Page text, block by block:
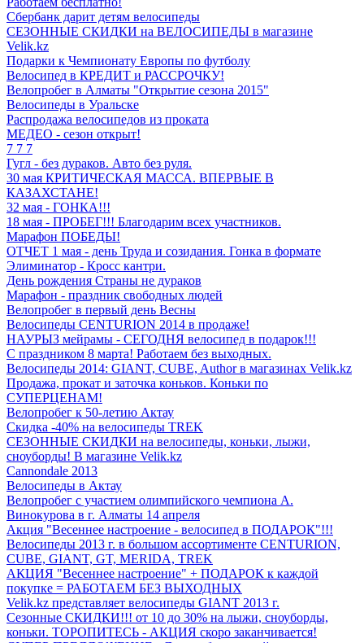
Сбербанк дарит детям велосипеды
СЕЗОННЫЕ СКИДКИ на ВЕЛОСИПЕДЫ в магазине
Velik.kz
Подарки к Чемпионату Европы по футболу
Велосипед в КРЕДИТ и РАССРОЧКУ!
Велопробег в Алматы "Открытие сезона 2015"
Велосипеды в Уральске
Распродажа велосипедов из проката
МЕДЕО - сезон открыт!
7 7 7
Гугл - без дураков. Авто без руля.
30 мая КРИТИЧЕСКАЯ МАССА. ВПЕРВЫЕ В
КАЗАХСТАНЕ!
32 мая - ГОНКА!!!
18 мая - ПРОБЕГ!!! Благодарим всех участников.
Марафон ПОБЕДЫ!
ОТЧЕТ 1 мая - день Труда и созидания. Гонка в формате
Элиминатор - Кросс кантри.
День рождения Страны не дураков
Марафон - праздник свободных людей
Велопробег в первый день Весны
Велосипеды CENTURION 2014 в продаже!
НАУРЫЗ мейрамы - СЕГОДНЯ велосипед в подарок!!!
С праздником 8 марта! Работаем без выходных.
Велосипеды 2014: GIANT, CUBE, Author в магазинах Velik.kz
Продажа, прокат и заточка коньков. Коньки по
СУПЕРЦЕНАМ!
Велопробег к 50-летию Актау
Скидка -40% на велосипеды TREK
СЕЗОННЫЕ СКИДКИ на велосипеды, коньки, лыжи,
сноуборды! В магазине Velik.kz
Cannondale 2013
Велосипеды в Актау
Велопробег с участием олимпийского чемпиона А.
Винокурова в г. Алматы 14 апреля
Акция "Весеннее настроение - велосипед в ПОДАРОК"!!!
Велосипеды 2013 г. в большом ассортименте CENTURION,
CUBE, GIANT, GT, MERIDA, TREK
АКЦИЯ "Весеннее настроение" + ПОДАРОК к каждой
покупке = РАБОТАЕМ БЕЗ ВЫХОДНЫХ
Velik.kz представляет велосипеды GIANT 2013 г.
Сезонные СКИДКИ!!! от 10 до 30% на лыжи, сноуборды,
коньки. ТОРОПИТЕСЬ - АКЦИЯ скоро заканчивается!